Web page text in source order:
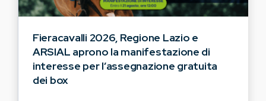
Fieracavalli 2026, Regione Lazio e
ARSIAL aprono la manifestazione di
interesse per l’assegnazione gratuita
dei box